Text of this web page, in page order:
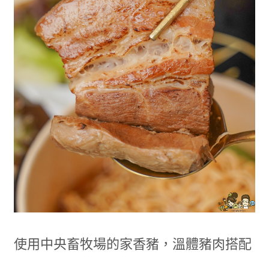
使用中央畜牧場的家香豬，溫體豬肉搭配